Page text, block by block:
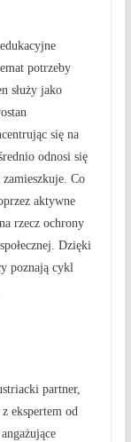
potrzeby
służy jako
się na
odnosi się
Co
aktywne
rzecz ochrony
Dzięki
poznają cykl
partner,
ekspertem od